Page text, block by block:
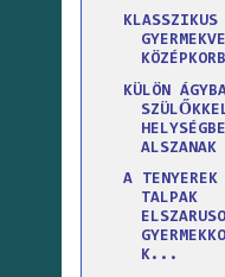
KLASSZIKUS
KÜLÖN
A TENYEREK
TALPAK
K...